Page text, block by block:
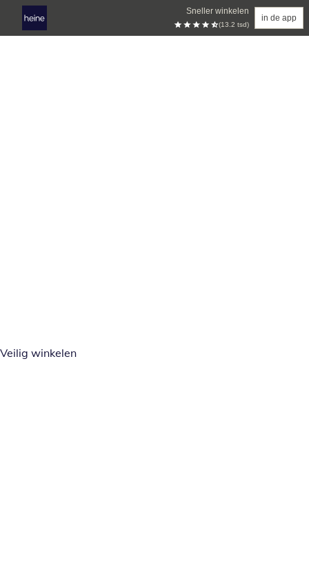
Sneller winkelen
(13.2 tsd)
in de app
Veilig winkelen